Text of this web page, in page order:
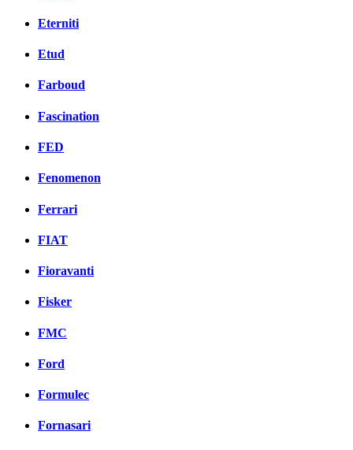
Eterniti
Etud
Farboud
Fascination
FED
Fenomenon
Ferrari
FIAT
Fioravanti
Fisker
FMC
Ford
Formulec
Fornasari